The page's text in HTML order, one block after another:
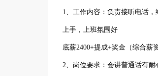
1、工作内容：负责接听电话
上手，上班氛围好
底薪2400+提成+奖金（综合薪
2、岗位要求：会讲普通话有